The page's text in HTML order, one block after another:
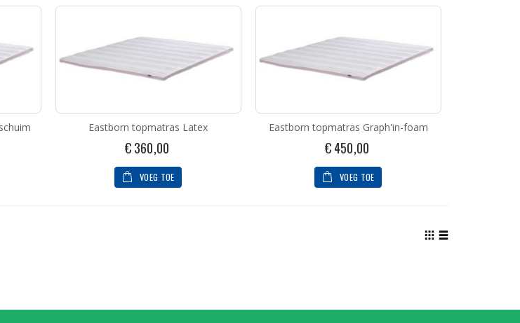
naar
Eastborn topmatras Latex
€ 360,00
VOEG TOE
Eastborn topmatras Graph'in-foam
€ 450,00
VOEG TOE
Tonen